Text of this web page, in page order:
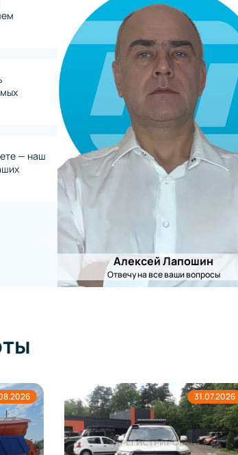
— наш
Алексей Лапошин
Отвечу на все ваши вопросы
31.07.2026